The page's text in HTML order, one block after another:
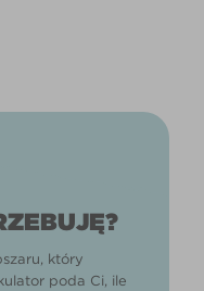
który
poda Ci, ile